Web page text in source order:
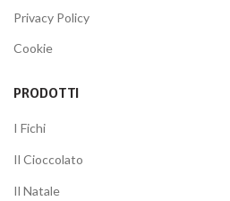
Privacy Policy
Cookie
PRODOTTI
I Fichi
Il Cioccolato
Il Natale